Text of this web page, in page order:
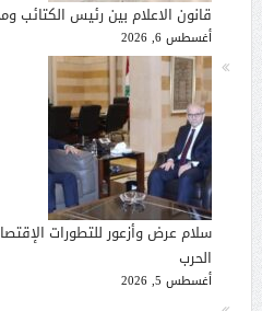
قانون الاعلام بين رئيس الكتائب
أغسطس 6, 2026
سلام عرض وأزعور للتطورات
الحرب
أغسطس 5, 2026